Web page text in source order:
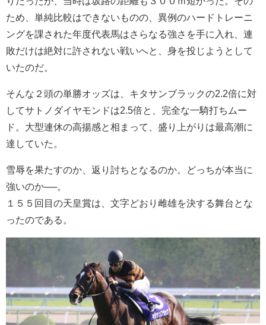
ため、単純比較はできないものの、異例のハードトレーニ
ングを課された年度代表馬はさらなる強さを手に入れ、連
敗だけは絶対に許されない戦いへと、身を投じようとして
いたのだ。
そんな２頭の単勝オッズは、キタサンブラックの2.2倍に対
してサトノダイヤモンドは2.5倍と、完全な一騎打ちムー
ド。大型連休の高揚感と相まって、盛り上がりは最高潮に
達していた。
雪辱を果たすのか、返り討ちとなるのか。どっちが本当に
強いのか──。
１５５回目の天皇賞は、文字どおり雌雄を決する舞台とな
ったのである。